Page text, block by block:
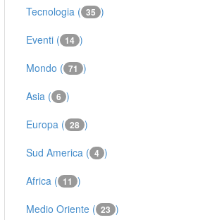
Tecnologia ( 35 )
Eventi ( 14 )
Mondo ( 71 )
Asia ( 6 )
Europa ( 28 )
Sud America ( 4 )
Africa ( 11 )
Medio Oriente ( 23 )